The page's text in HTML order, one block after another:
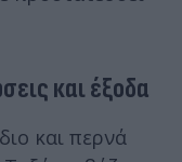
και έξοδα
και περνά